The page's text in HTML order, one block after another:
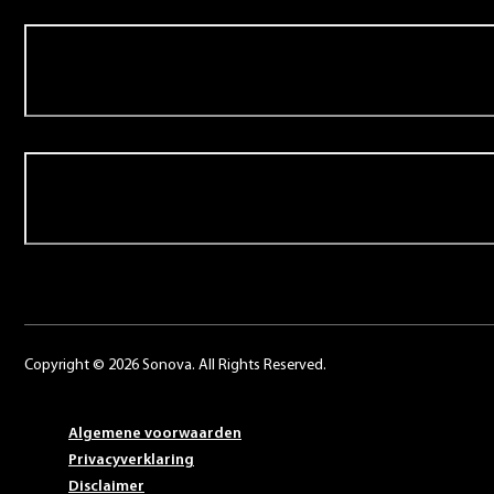
Copyright © 2026 Sonova. All Rights Reserved.
Algemene voorwaarden
Privacyverklaring
Disclaimer